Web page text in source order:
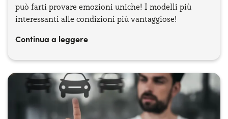
può farti provare emozioni uniche! I modelli più
interessanti alle condizioni più vantaggiose!
Continua a leggere